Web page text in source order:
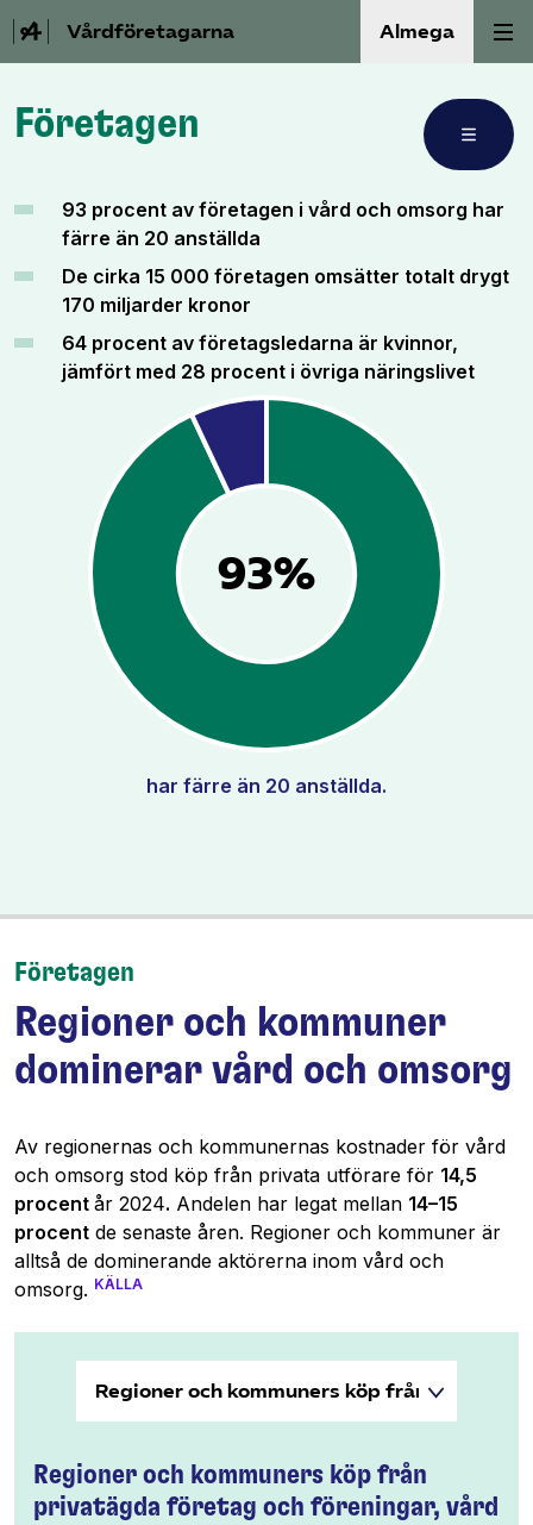
Vårdföretagarna Almega
Välfärdskriminalitet
Medlemskap
Aktiviteter
Våra frågor
Kontakt
Pressrum
Mina sidor
Privat Vårdfakta
Press
In English
Privat vårdfakta
Individ- och familjeomsorg
Personlig assistans
Äldreomsorg
Företagen
93 procent av företagen i vård och omsorg har
färre än 20 anställda
De cirka 15 000 företagen omsätter totalt drygt
170 miljarder kronor
64 procent av företagsledarna är kvinnor,
jämfört med 28 procent i övriga näringslivet
93%
har färre än 20 anställda.
Företagen
Regioner och kommuner
dominerar vård och omsorg
Av regionernas och kommunernas kostnader för vård
och omsorg stod köp från privata utförare för 14,5
procent år 2024. Andelen har legat mellan 14–15
procent de senaste åren. Regioner och kommuner är
alltså de dominerande aktörerna inom vård och
omsorg. KÄLLA
Regioner och kommuners köp från
privatägda företag och föreningar, vård